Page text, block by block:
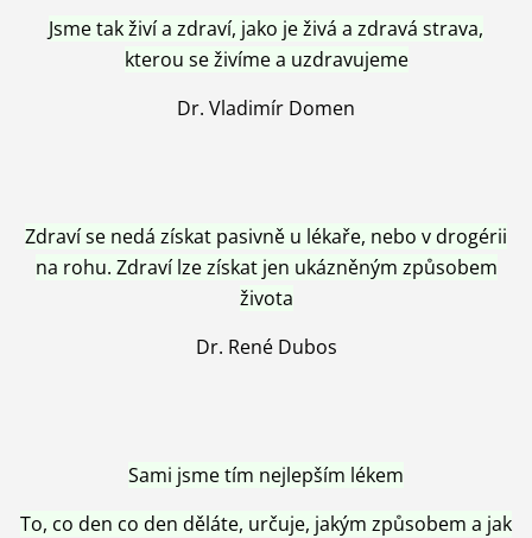
Jsme tak živí a zdraví, jako je živá a zdravá strava,
kterou se živíme a uzdravujeme
Dr. Vladimír Domen
Zdraví se nedá získat pasivně u lékaře, nebo v drogérii
na rohu. Zdraví lze získat jen ukázněným způsobem
života
Dr. René Dubos
Sami jsme tím nejlepším lékem
To, co den co den děláte, určuje, jakým způsobem a jak